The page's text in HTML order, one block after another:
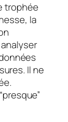
trophée
la
Il ne